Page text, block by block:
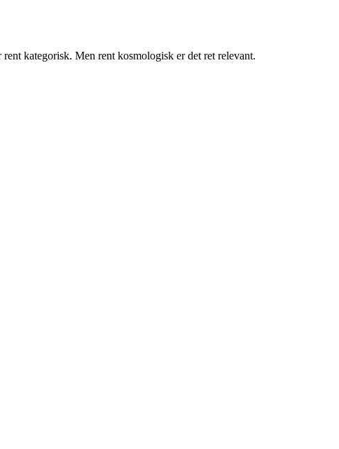
kategorisk. Men rent kosmologisk er det ret relevant.